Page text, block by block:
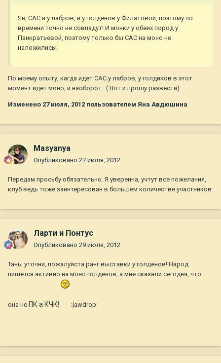
Ян, САС и у лабров, и у голденов у Филатовой, поэтому по
времени точно не совпадут! И монки у обеих пород у
Панкратьевой, поэтому только бы САС на моно не
наложились!
По моему опыту, кагда идет САС у лабров, у голдиков в этот
момент идет моно, и наоборот. :( Вот и прошу развести)
Изменено 27 июля, 2012 пользователем Яна Авдюшина
Masyanya
Опубликовано 27 июля, 2012
Передам просьбу обязательно. Я уверенна, учтут все пожелания,
клуб ведь тоже заинтересован в большем количестве участников.
Ларти и Понтус
Опубликовано 29 июля, 2012
Тань, уточни, пожалуйста ранг выставки у голденов! Народ
пишется активно на моно голденов, а мне сказали сегодня, что
она не ПК а КЧК! :jawdrop: